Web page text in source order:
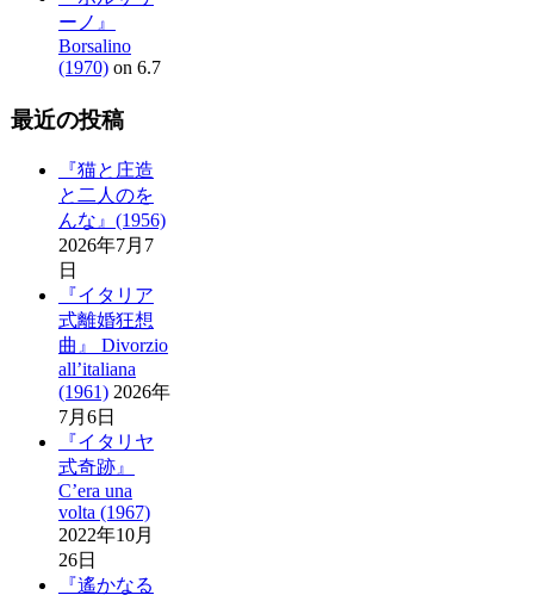
ーノ』
Borsalino
(1970)on 6.7
最近の投稿
『猫と庄造
と二人のを
んな』(1956)
2026年7月7
日
『イタリア
式離婚狂想
曲』 Divorzio
all’italiana
(1961) 2026年
7月6日
『イタリヤ
式奇跡』
C’era una
volta (1967)
2022年10月
26日
『遙かなる